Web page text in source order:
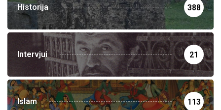
Historija 388
Intervjui 21
Islam 113